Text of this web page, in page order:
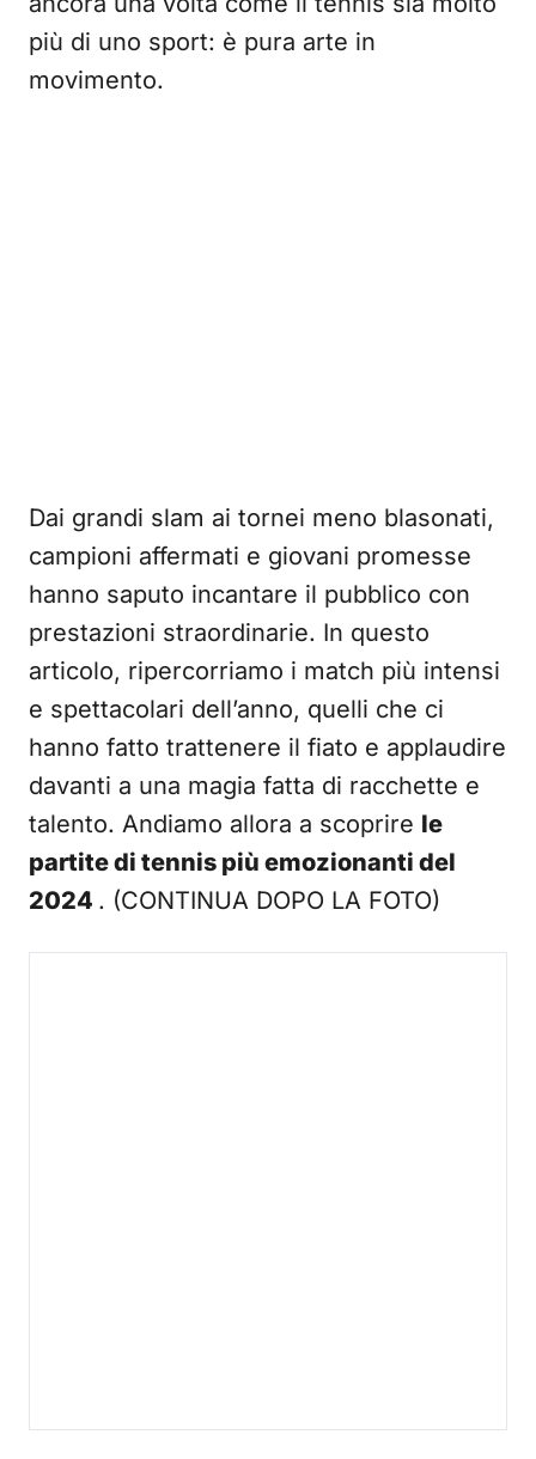
più di uno sport: è pura arte in
movimento.
Dai grandi slam ai tornei meno blasonati,
campioni affermati e giovani promesse
hanno saputo incantare il pubblico con
prestazioni straordinarie. In questo
articolo, ripercorriamo i match più intensi
e spettacolari dell’anno, quelli che ci
hanno fatto trattenere il fiato e applaudire
davanti a una magia fatta di racchette e
talento. Andiamo allora a scoprire le
partite di tennis più emozionanti del
2024 . (CONTINUA DOPO LA FOTO)